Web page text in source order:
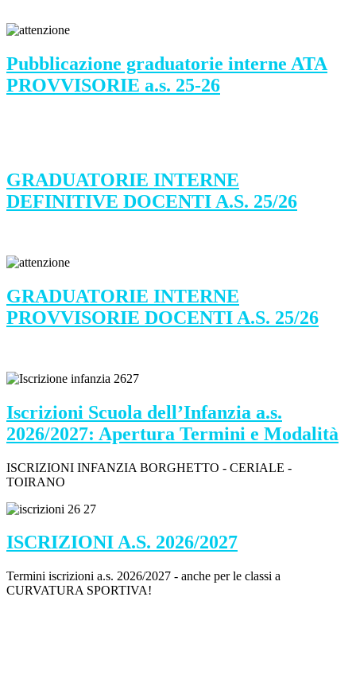
Pubblicazione graduatorie interne ATA
PROVVISORIE a.s. 25-26
GRADUATORIE INTERNE
DEFINITIVE DOCENTI A.S. 25/26
GRADUATORIE INTERNE
PROVVISORIE DOCENTI A.S. 25/26
Iscrizioni Scuola dell’Infanzia a.s.
2026/2027: Apertura Termini e Modalità
ISCRIZIONI INFANZIA BORGHETTO - CERIALE -
TOIRANO
ISCRIZIONI A.S. 2026/2027
Termini iscrizioni a.s. 2026/2027 - anche per le classi a
CURVATURA SPORTIVA!